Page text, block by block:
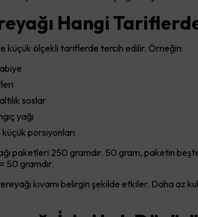
Hangi
küçük ölçekli tariflerde tercih edilir. Örneğin:
soslar
yağı
porsiyonları
paketleri 250 gramdır. 50 gram, paketin
50 gramdır.
kıvamı belirgin şekilde etkiler. Daha az